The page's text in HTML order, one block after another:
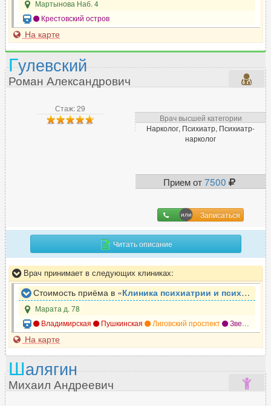
Мартынова Наб. 4
Крестовский остров
На карте
Стаж: 29
Врач высшей категории
Нарколог, Психиатр, Психиатр-
нарколог
Прием от7500
Записаться
Гулевский
Роман Александрович
Читать описание
Врач принимает в следующих клиниках:
Стоимость приёма в «Клиника психиатрии и психотерапии Доктор САН
Марата д. 78
Владимирская
Пушкинская Лиговский проспект Звенигородская
На карте
Шалягин
Михаил Андреевич